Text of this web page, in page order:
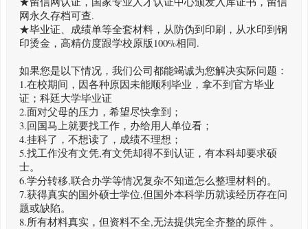
网永久存档可查.
★毕业证、成绩单等全套材料，从防伪到印刷，从水印到钢
印烫金，高精仿度跟学校原版100%相同.
如果您是以下情况，我们公司都能竭诚为您解决实际问题：
1.在校期间，因各种原因未能顺利毕业，拿不到官方毕业
证；科廷大学毕业证
2.面对父母的压力，希望尽快拿到；
3.回国马上就要找工作，办给用人单位看；
4.挂科了，不想读了，成绩不理想；
5.找工作没有文凭,有文凭却得不到认证，有本科却要求硕
士。
6.学分转移,联合办学等情况复杂不知道怎么整理材料的。
7.获得真实的国外硕士学位,但国外本科学历就读经历存在问
题或缺陷。
8.所有材料真实，但资料不全,无法提供完全齐整的原件 。